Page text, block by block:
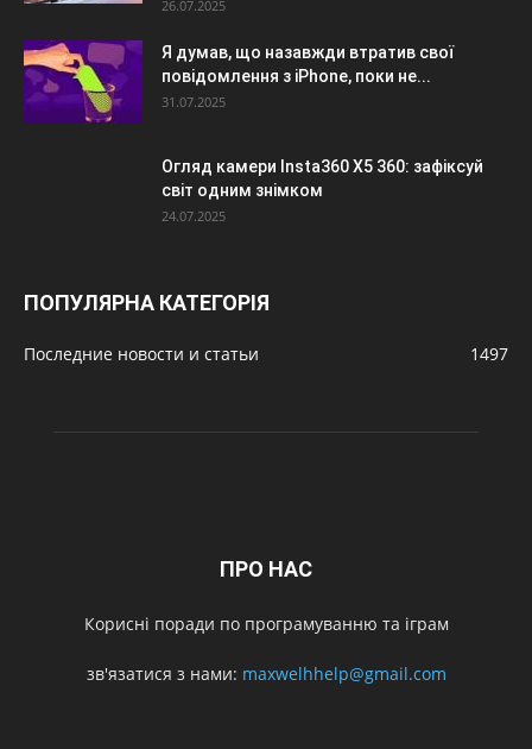
26.07.2025
Я думав, що назавжди втратив свої
повідомлення з iPhone, поки не...
31.07.2025
Огляд камери Insta360 X5 360: зафіксуй
світ одним знімком
24.07.2025
ПОПУЛЯРНА КАТЕГОРІЯ
Последние новости и статьи 1497
ПРО НАС
Корисні поради по програмуванню та іграм
зв'язатися з нами: maxwelhhelp@gmail.com